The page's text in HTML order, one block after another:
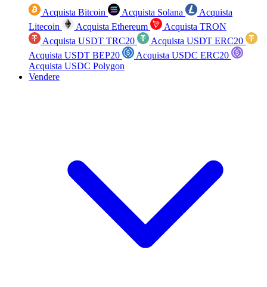
Acquista Bitcoin Acquista Solana
Acquista
Litecoin
Acquista Ethereum
Acquista TRON
Acquista USDT TRC20
Acquista USDT ERC20
Acquista USDT BEP20
Acquista USDC ERC20
Acquista USDC Polygon
Vendere